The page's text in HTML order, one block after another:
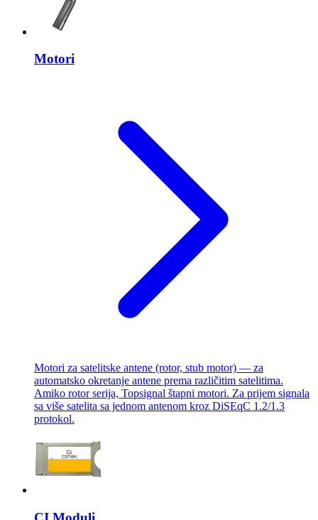
Motori
Motori za satelitske antene (rotor, stub motor) — za
automatsko okretanje antene prema različitim satelitima.
Amiko rotor serija, Topsignal štapni motori. Za prijem signala
sa više satelita sa jednom antenom kroz DiSEqC 1.2/1.3
protokol.